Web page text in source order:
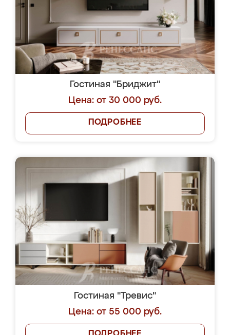
Гостиная "Бриджит"
Цена: от 30 000 руб.
ПОДРОБНЕЕ
Гостиная "Тревис"
Цена: от 55 000 руб.